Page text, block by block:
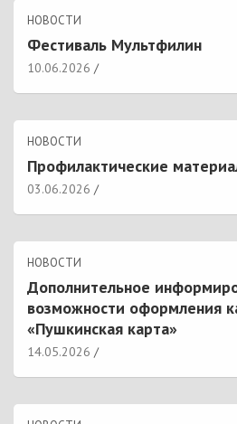
НОВОСТИ
Фестиваль Мультфилин
10.06.2026
НОВОСТИ
Профилактические
03.06.2026
НОВОСТИ
Дополнительное
возможности оформления
«Пушкинская карта»
14.05.2026